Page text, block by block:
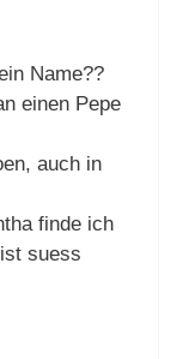
Name??
einen Pepe
auch in
finde ich
suess